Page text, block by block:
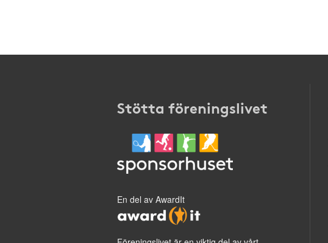
Stötta föreningslivet
En del av AwardIt